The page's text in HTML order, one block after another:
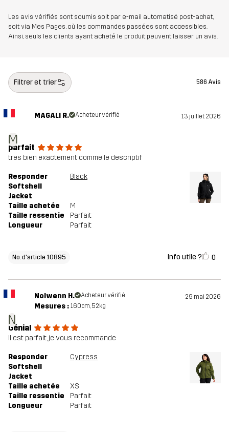
Les avis vérifiés sont soumis soit par e-mail automatisé post-achat,
soit via Mes Pages, où les commandes passées sont accessibles.
Ainsi, seuls les clients ayant acheté le produit peuvent laisser un avis.
Filtrer et trier 586 Avis
M
MAGALI R. Acheteur vérifié 13 juillet 2026
parfait
tres bien exactement comme le descriptif
Responder
Softshell
Jacket
Black
Taille achetée
M
Taille ressentie
Parfait
Longueur
Parfait
No. d'article 10895 Info utile ? 0
N
Nolwenn H. Acheteur vérifié 29 mai 2026
Mesures : 160cm, 52kg
Génial
Il est parfait, je vous recommande
Responder
Softshell
Jacket
Cypress
Taille achetée
XS
Taille ressentie
Parfait
Longueur
Parfait